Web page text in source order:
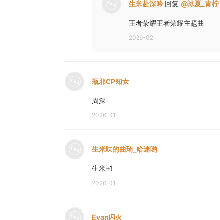
生米赴深吟 回复 @冰夏_青柠
王者荣耀王者荣耀主题曲
2026-02
瓶邪CP知女
周深
2026-01
生米味的曲琦_哈迷哟
生米+1
2026-01
Evan闪火